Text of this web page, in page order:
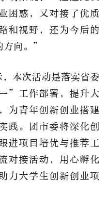
困惑，又对接了优质
和视野，还为今后的
方向。 ”
本次活动是落实省委
”工作部署，提升大
为青年创新创业搭建
践。 团市委将深化创
进项目培优与推荐工
对接活动，用心孵化
力大学生创新创业项